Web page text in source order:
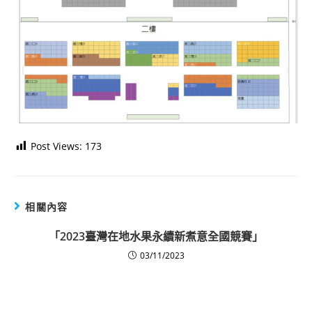
Post Views: 173
相關內容
「2023臺灣在地水果永續新煮意全國競賽」
03/11/2023